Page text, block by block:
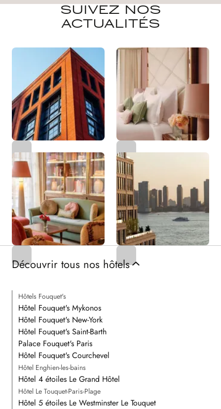
SUIVEZ NOS
ACTUALITÉS
Découvrir tous nos hôtels
Hôtels Fouquet's
Hôtel Fouquet's Mykonos
Hôtel Fouquet's New-York
Hôtel Fouquet's Saint-Barth
Palace Fouquet's Paris
Hôtel Fouquet's Courchevel
Hôtel Enghien-les-bains
Hôtel 4 étoiles Le Grand Hôtel
Hôtel Le Touquet-Paris-Plage
Hôtel 5 étoiles Le Westminster Le Touquet